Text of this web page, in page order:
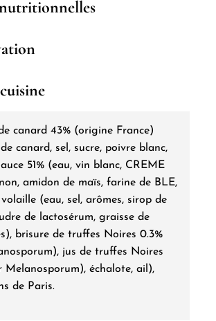
canard 43% (origine France)
canard, sel, sucre, poivre blanc,
51% (eau, vin blanc, CREME
amidon de maïs, farine de BLE,
(eau, sel, arômes, sirop de
de lactosérum, graisse de
brisure de truffes Noires 0.3%
jus de truffes Noires
Melanosporum), échalote, ail),
de Paris.